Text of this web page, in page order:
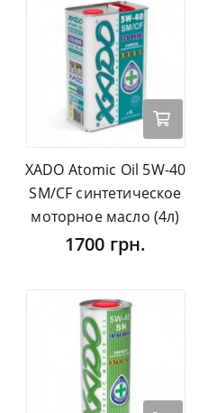
XADO Atomic Oil 5W-40
SM/CF синтетическое
моторное масло (4л)
1700 грн.